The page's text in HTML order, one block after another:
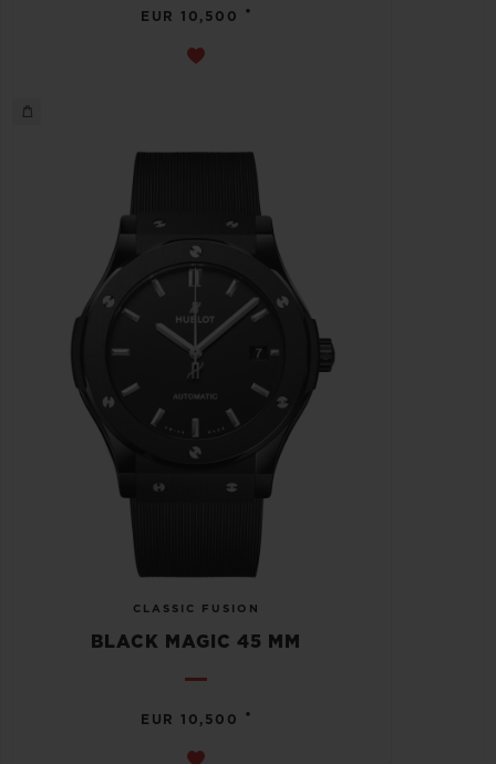
EUR 10,500 •
CLASSIC FUSION
BLACK MAGIC 45 MM
EUR 10,500 •